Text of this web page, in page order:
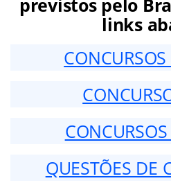
previstos pelo
links
CONCURSOS
QUESTÕES DE